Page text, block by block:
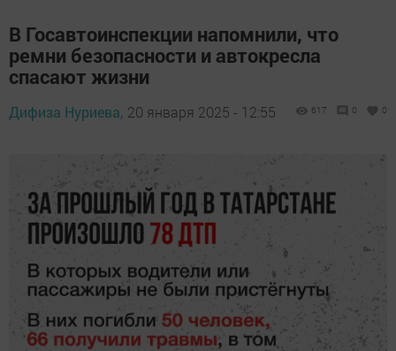
В Госавтоинспекции напомнили, что
ремни безопасности и автокресла
спасают жизни
Дифиза Нуриева, 20 января 2025 - 12:55 617 0 0